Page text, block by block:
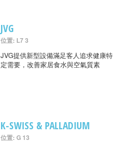
JVG
位置: L7 3
JVG提供新型設備滿足客人追求健康特
定需要，改善家居食水與空氣質素
K-SWISS & PALLADIUM
位置: G 13